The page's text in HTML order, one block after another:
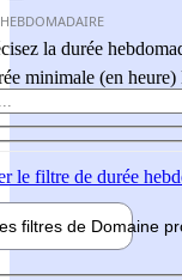
la durée
minimale (en heure)
le filtre de durée
filtres de Domaine